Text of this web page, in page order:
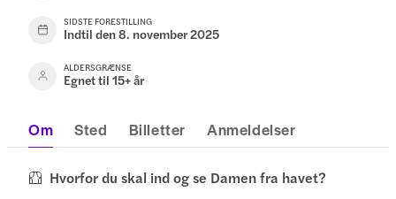
SIDSTE FORESTILLING
Indtil den 8. november 2025
ALDERSGRÆNSE
Egnet til 15+ år
Om Sted Billetter Anmeldelser
Hvorfor du skal ind og se Damen fra havet?